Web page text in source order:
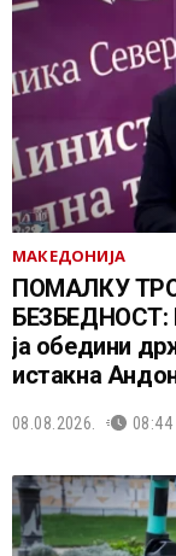
МАКЕДОНИЈА
ПОМАЛКУ
БЕЗБЕДНОСТ:
ја обедини
истакна
08.08.2026. 08:44